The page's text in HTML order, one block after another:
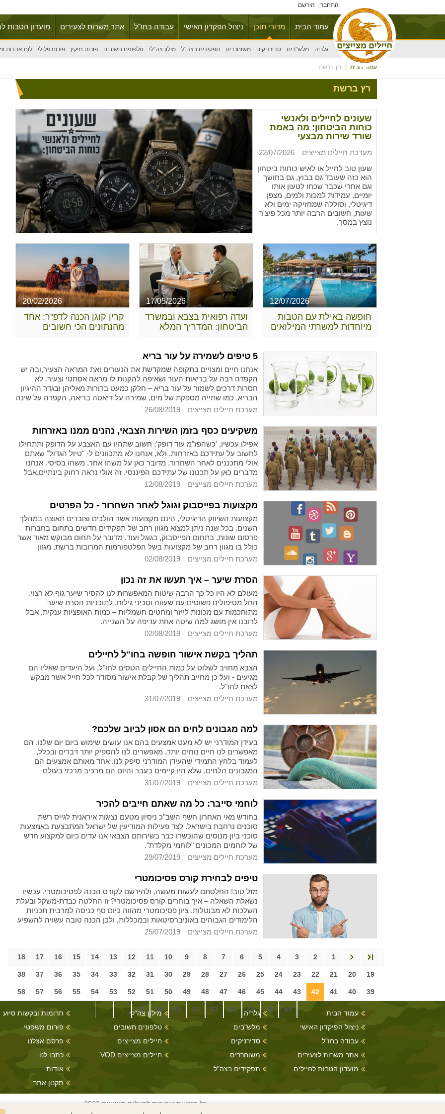
התחבר הירשם
עמוד הבית מדורי תוכן ניצול הפקדון האישי עבודה בחו"ל אתר משרות לצעירים מועדון הטבות
גלריה מלש"בים סדירניקים משוחררים תפקידים בצה"ל מילון צה"לי טלפונים חשובים פורום נזיקין פורום פלילי לוח אבדות
עמוד הבית רץ ברשת
רץ ברשת
שעונים לחיילים ולאנשי
כוחות הביטחון: מה באמת
שורד שירות מבצעי
מערכת חיילים מצייצים
שעון טוב לחייל או לאיש כוחות ביטחון
הוא כזה שעובד גם בבוץ, גם בחושך
וגם אחרי שכבר שכחו לטעון אותו
יומיים. עמידות למכות ולמים, מצפן
דיגיטלי, וסוללה שמחזיקה ימים ולא
שעות, חשובים הרבה יותר מכל פיצ'ר
נוצץ במסך.
12/07/2026
חופשה באילת עם הטבות
מיוחדות למשרתי המילואים
17/05/2026
ועדה רפואית בצבא ובמשרד
הביטחון: המדריך המלא
20/02/2026
קרין קוגן הכנה לדפ"ר: אחד
מהנתונים הכי חשובים
5 טיפים לשמירה על עור בריא
אנחנו חיים ומצויים בתקופה שמקדשת את הנעורים ואת המראה הצעיר,ובה יש
הקפדה רבה על בריאות העור ושאיפה להקנות לו מראה אסתטי וצעיר. לא
חסרות דרכים לשמור על עור בריא – חלקן כמעט ברורות מאליהן ובגדר ההיגיון
הבריא, כמו שתייה מספקת של מים, שמירה על דיאטה בריאה, הקפדה על שינה
טובה ואורח חיים מאוזן, ואיך לא – הימנעות מעישון. הקפדה על אותן דרכי
מערכת חיילים מצייצים
משקיעים כסף בזמן השירות הצבאי, נהנים ממנו באזרחות
אפילו עכשיו, 'כשהפז"מ עוד דופק'; חשוב שתהיו עם האצבע על הדופק ותתחילו
לחשוב על עתידכם באזרחות. ולא, אנחנו לא מתכוונים ל- "טיול הגדול" שאתם
אולי מתכננים לאחר השחרור. מדובר כאן על משהו אחר, משהו בסיסי. אנחנו
מדברים כאן על תכנונו של עתידכם הפיננסי. זה אולי נראה רחוק בינתיים,אבל
אתם לא מבינים עד כמה זה ישפיע עליכם אם תתחילו לחשוב על כך כבר מהיום.
מערכת חיילים מצייצים
מקצועות בפייסבוק וגוגל לאחר השחרור - כל הפרטים
מקצועות השיווק הדיגיטלי, הינם מקצועות אשר הולכים וצוברים תאוצה במהלך
השנים. בכל שנה ניתן למצוא מגוון רחב של תפקידים חדשים בתחום בחברות
פרסום שונות, בתחום הפייסבוק, בגוגל ועוד. מדובר על תחום מבוקש מאוד אשר
כולל בו מגוון רחב של מקצועות בשל הפלטפורמות המרובות ברשת. מגוון
המקצועות הרחב דורש אנשי מקצוע בעלי ידע ויכולת לעסוק בתחומים הללו
הדיגיטלי יכול להיות תחום העיסוק האידאלי עבורכם.
מערכת חיילים מצייצים
הסרת שיער – איך תעשו את זה נכון
מעולם לא היו כל כך הרבה שיטות המאפשרות לנו להסיר שיער גוף לא רצוי.
החל מטיפולים פשוטים עם שעווה וסכיני גילוח, לתוכניות הסרת שיער
מתוחכמות עם מכונות לייזר ומחטים חשמליות – כמות האופציות ענקית, אבל
לרובנו אין מושג למה שיטה אחת עדיפה על השנייה.
מערכת חיילים מצייצים
תהליך בקשת אישור חופשה בחו"ל לחיילים
הצבא מחויב לשלוט על כמות החיילים הטסים לחו"ל, ועל היעדים שאליו הם
מגיעים - ועל כן מחייב תהליך של קבלת אישור מסודר לכל חייל אשר מבקש
לצאת לחו"ל.
מערכת חיילים מצייצים
למה מגבונים לחים הם אסון לביוב שלכם?
בעידן המודרני יש לא מעט אמצעים בהם אנו עושים שימוש ביום יום שלנו. הם
מאפשרים לנו חיים נוחים יותר, מאפשרים לנו להספיק יותר דברים ובכלל,
לעמוד בלחץ התמידי שהעידן המודרני סיפק לנו. אחד מאותם אמצעים הם
המגבונים הלחים, שלא היו קיימים בעבר והיום הם מרכיב מרכזי בעולם
ההיגיינה. אם בעבר אנשים היו מנקים את התינוקות שלהם עם מגבת לחה
מגבונים שלאחר השימוש בהם זורקים אותם לפח. אם בעבר ניקיון הידיים היה
יכול להתקיים רק עם מים וסבון, היום שולפים מגבון וזהו, לא צריך יותר מזה.
מערכת חיילים מצייצים
לוחמי סייבר: כל מה שאתם חייבים להכיר
בחודש מאי האחרון חשף השב"כ ניסיון מטעם נציגות איראנית לגייס רשת
סוכנים נרחבת בישראל. לצד פעילות המודיעין של ישראל המתבצעת באמצעות
סוכני ביון מנוסים שהוכשרו כבר בשירותם הצבאי אנו עדים כיום למקצוע חדש
של לוחמים המכונים "לוחמי מקלדת".
מערכת חיילים מצייצים
טיפים לבחירת קורס פסיכומטרי
מזל טוב! החלטתם לעשות מעשה, ולהירשם לקורס הכנה לפסיכומטרי. עכשיו
נשאלת השאלה – איך בוחרים קורס פסיכומטרי? זו החלטה כבדת-משקל ובעלת
השלכות לא מבוטלות. ציון פסיכומטרי מהווה כיום סף כניסה למרבית תכניות
הלימודים הגבוהים באוניברסיטאות ובמכללות, ולכן הכנה טובה עשויה להשפיע
על הכיוון המקצועי שלכם בהמשך החיים.
מערכת חיילים מצייצים
1
2
3
4
5
6
7
8
9
10
11
12
13
14
15
16
17
18
19
20
21
22
23
24
25
26
27
28
29
30
31
32
33
34
35
36
37
38
39
40
41
42
43
44
45
46
47
48
49
50
51
52
53
54
55
56
57
58
59
60
61
62
63
64
65
66
67
עמוד הבית
ניצול הפיקדון האישי
עבודה בחו"ל
אתר משרות לצעירים
מועדון הטבות לחיילים
גלריה
מלש"בים
סדירניקים
משוחררים
תפקידים בצה"ל
מילון צה"לי
טלפונים חשובים
חיילים מצייצים
חיילים מצייצים VOD
תרומות ובקשות סיוע
פורום משפטי
פרסם אצלנו
כתבו לנו
אודות
תקנון אתר
כל הזכויות שמורות לחיילים מצייצים 2022